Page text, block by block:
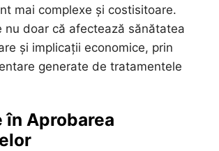
mai complexe și costisitoare.
nu doar că afectează sănătatea
și implicații economice, prin
generate de tratamentele
Aprobarea